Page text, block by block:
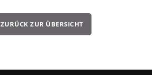
ZURÜCK ZUR ÜBERSICHT